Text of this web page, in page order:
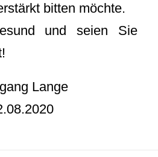
bitten möchte.
und seien Sie
Lange